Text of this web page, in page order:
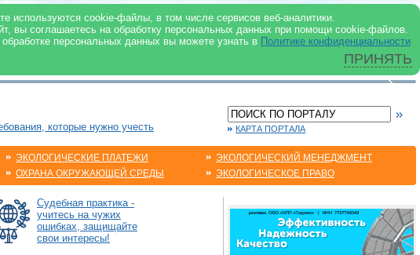
используются cookie-файлы, в том числе сервисов веб-аналитики.
вы соглашаетесь на обработку персональных данных при помощи cookie-файлов.
персональных данных вы можете узнать в Политике конфиденциальности
ПРИНЯТЬ
ЖУРНАЛЕ В ИНТЕРНЕТ
которые нужно учесть КАРТА ПОРТАЛА
ЭКОЛОГИЧЕСКИЕ ПЛАТЕЖИ
ОХРАНА ОКРУЖАЮЩЕЙ СРЕДЫ
ЭКОЛОГИЧЕСКИЙ МЕНЕДЖМЕНТ
ЭКОЛОГИЧЕСКОЕ ПРАВО
Судебная практика -
учитесь на чужих
ошибках, защищайте
свои интересы!